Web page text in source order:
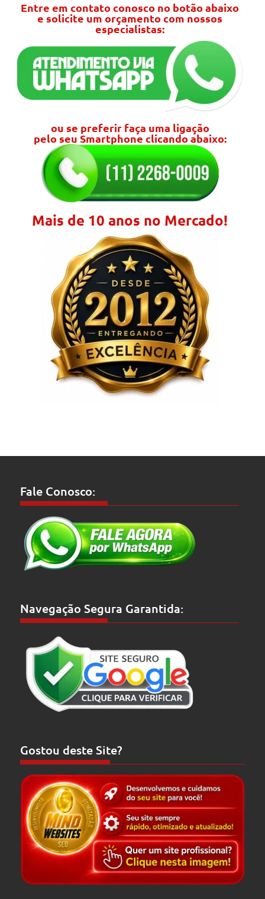
Entre em contato conosco no botão abaixo
e solicite um orçamento com nossos
especialistas:
ou se preferir faça uma ligação
pelo seu Smartphone clicando abaixo:
Mais de 10 anos no Mercado!
Fale Conosco:
Navegação Segura Garantida:
Gostou deste Site?